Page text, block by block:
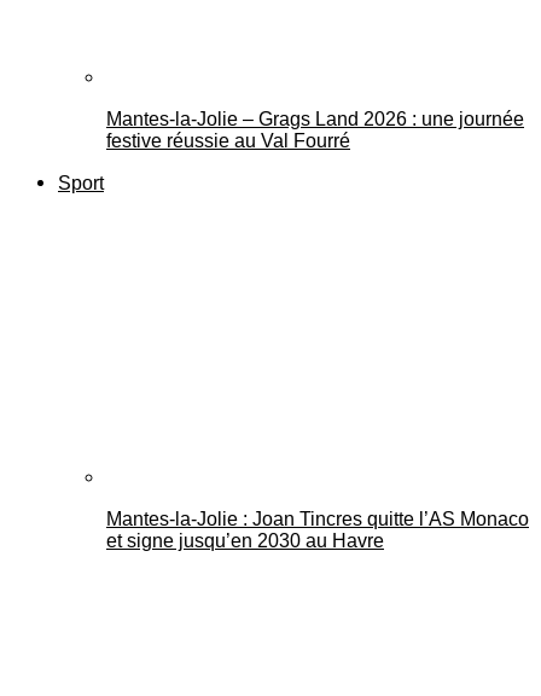
Mantes-la-Jolie – Grags Land 2026 : une journée
festive réussie au Val Fourré
Sport
Mantes-la-Jolie : Joan Tincres quitte l’AS Monaco
et signe jusqu’en 2030 au Havre